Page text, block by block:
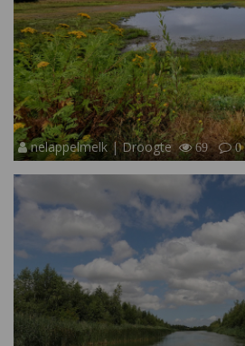
nelappelmelk | Droogte 69 0